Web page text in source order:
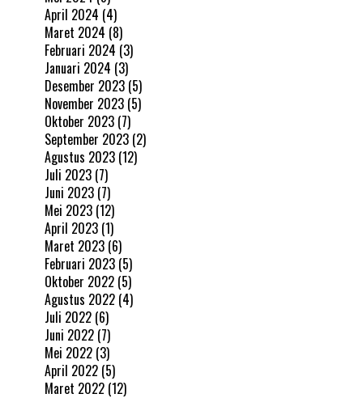
April 2024 (4)
Maret 2024 (8)
Februari 2024 (3)
Januari 2024 (3)
Desember 2023 (5)
November 2023 (5)
Oktober 2023 (7)
September 2023 (2)
Agustus 2023 (12)
Juli 2023 (7)
Juni 2023 (7)
Mei 2023 (12)
April 2023 (1)
Maret 2023 (6)
Februari 2023 (5)
Oktober 2022 (5)
Agustus 2022 (4)
Juli 2022 (6)
Juni 2022 (7)
Mei 2022 (3)
April 2022 (5)
Maret 2022 (12)